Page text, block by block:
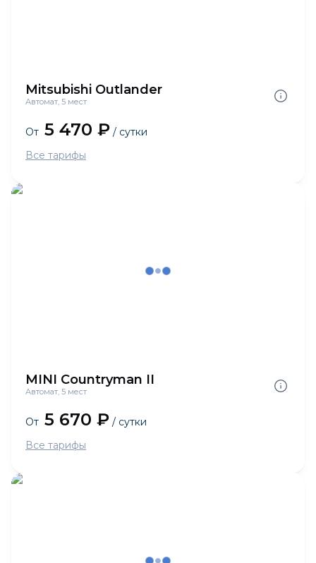
Mitsubishi Outlander
Автомат, 5 мест
От 5 470 ₽ / сутки
Все тарифы
MINI Countryman II
Автомат, 5 мест
От 5 670 ₽ / сутки
Все тарифы